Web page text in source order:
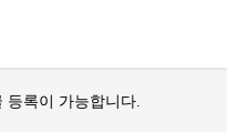
등록이 가능합니다.